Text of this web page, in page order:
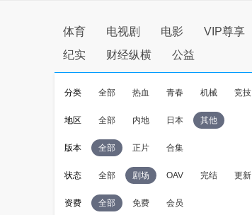
体育 电视剧 电影 VIP尊享
纪实
财经纵横 公益
分类 全部 热血 青春 机械 竞技
地区 全部 内地 日本 其他
版本 全部 正片 合集
状态 全部 剧场 OAV 完结 更新
资费 全部 免费 会员